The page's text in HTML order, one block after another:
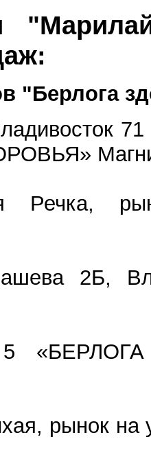
"Берлога
Речка,
2Б,
«БЕРЛОГА
рынок